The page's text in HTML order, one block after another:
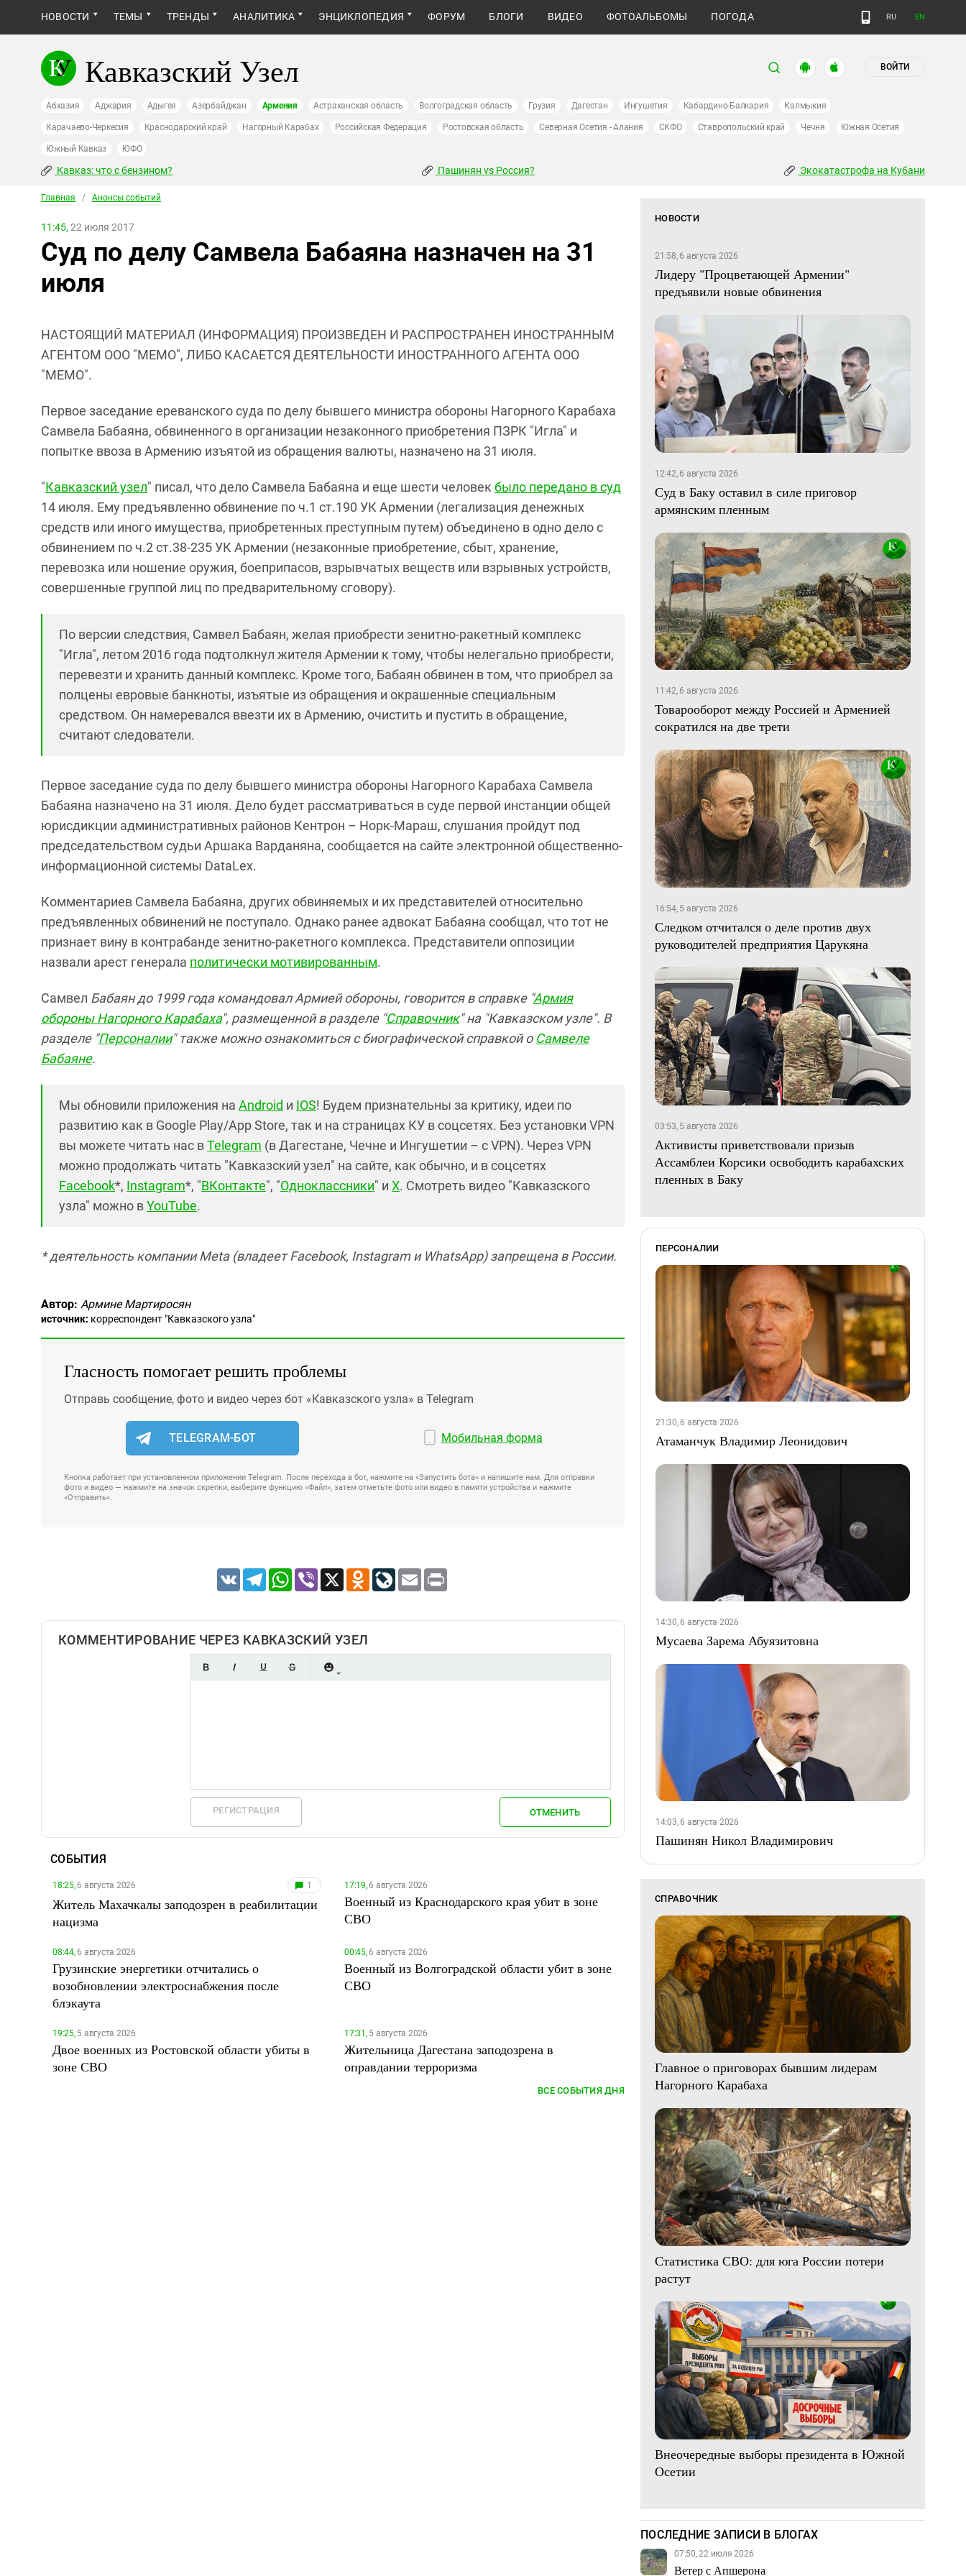
НОВОСТИ ТЕМЫ ТРЕНДЫ АНАЛИТИКА ЭНЦИКЛОПЕДИЯ ФОРУМ БЛОГИ ВИДЕО ФОТОАЛЬБОМЫ ПОГОДА RU EN
Кавказский Узел ВОЙТИ
Абхазия Аджария Адыгея Азербайджан Армения Астраханская область Волгоградская область Грузия Дагестан Ингушетия Кабардино-Балкария Калмыкия
Карачаево-Черкесия Краснодарский край Нагорный Карабах Российская Федерация Ростовская область Северная Осетия - Алания СКФО Ставропольский край Чечня Южная Осетия
Южный Кавказ ЮФО
Кавказ: что с бензином? Пашинян vs Россия? Экокатастрофа на Кубани
Главная / Анонсы событий
11:45, 22 июля 2017
Суд по делу Самвела Бабаяна назначен на 31
июля
НАСТОЯЩИЙ МАТЕРИАЛ (ИНФОРМАЦИЯ) ПРОИЗВЕДЕН И РАСПРОСТРАНЕН ИНОСТРАННЫМ
АГЕНТОМ ООО "МЕМО", ЛИБО КАСАЕТСЯ ДЕЯТЕЛЬНОСТИ ИНОСТРАННОГО АГЕНТА ООО
"МЕМО".
Первое заседание ереванского суда по делу бывшего министра обороны Нагорного Карабаха
Самвела Бабаяна, обвиненного в организации незаконного приобретения ПЗРК "Игла" и
попытке ввоза в Армению изъятой из обращения валюты, назначено на 31 июля.
"Кавказский узел" писал, что дело Самвела Бабаяна и еще шести человек было передано в суд
14 июля. Ему предъявленно обвинение по ч.1 ст.190 УК Армении (легализация денежных
средств или иного имущества, приобретенных преступным путем) объединено в одно дело с
обвинением по ч.2 ст.38-235 УК Армении (незаконные приобретение, сбыт, хранение,
перевозка или ношение оружия, боеприпасов, взрывчатых веществ или взрывных устройств,
совершенные группой лиц по предварительному сговору).
По версии следствия, Самвел Бабаян, желая приобрести зенитно-ракетный комплекс
"Игла", летом 2016 года подтолкнул жителя Армении к тому, чтобы нелегально приобрести,
перевезти и хранить данный комплекс. Кроме того, Бабаян обвинен в том, что приобрел за
полцены евровые банкноты, изъятые из обращения и окрашенные специальным
средством. Он намеревался ввезти их в Армению, очистить и пустить в обращение,
считают следователи.
Первое заседание суда по делу бывшего министра обороны Нагорного Карабаха Самвела
Бабаяна назначено на 31 июля. Дело будет рассматриваться в суде первой инстанции общей
юрисдикции административных районов Кентрон – Норк-Мараш, слушания пройдут под
председательством судьи Аршака Варданяна, сообщается на сайте электронной общественно-
информационной системы DataLex.
Комментариев Самвела Бабаяна, других обвиняемых и их представителей относительно
предъявленных обвинений не поступало. Однако ранее адвокат Бабаяна сообщал, что тот не
признает вину в контрабанде зенитно-ракетного комплекса. Представители оппозиции
назвали арест генерала политически мотивированным.
Самвел Бабаяндо 1999 годакомандовал Армией обороны, говорится в справке "Армия
обороны Нагорного Карабаха", размещенной в разделе "Справочник" на "Кавказском узле". В
разделе "Персоналии" также можно ознакомиться с биографической справкой о Самвеле
Бабаяне.
Мы обновили приложения на Android и IOS! Будем признательны за критику, идеи по
развитию как в Google Play/App Store, так и на страницах КУ в соцсетях. Без установки VPN
вы можете читать нас вTelegram (в Дагестане, Чечне и Ингушетии – с VPN). Через VPN
можно продолжать читать "Кавказский узел" на сайте, как обычно, и в соцсетях
Facebook*, Instagram*, "ВКонтакте", "Одноклассники" и X. Смотреть видео "Кавказского
узла" можно вYouTube.
* деятельность компании Meta (владеет Facebook, Instagram и WhatsApp) запрещена в России.
Автор: Армине Мартиросян
источник: корреспондент "Кавказского узла"
Гласность помогает решить проблемы
Отправь сообщение, фото и видео через бот «Кавказского узла» в Telegram
TELEGRAM-БОТ Мобильная форма
Кнопка работает при установленном приложении Telegram. После перехода в бот, нажмите на «Запустить бота» и напишите нам. Для отправки
фото и видео — нажмите на значок скрепки, выберите функцию «Файл», затем отметьте фото или видео в памяти устройства и нажмите
«Отправить».
VK TelegramWhatsApp
Viber X Odnoklassniki
LiveJournal
Email
КОММЕНТИРОВАНИЕ ЧЕРЕЗ КАВКАЗСКИЙ УЗЕЛ
РЕГИСТРАЦИЯ ОТМЕНИТЬ
СОБЫТИЯ
18:25,6 августа 2026 1
Житель Махачкалы заподозрен в реабилитации
нацизма
17:19,6 августа 2026
Военный из Краснодарского края убит в зоне
СВО
08:44,6 августа 2026
Грузинские энергетики отчитались о
возобновлении электроснабжения после
блэкаута
00:45,6 августа 2026
Военный из Волгоградской области убит в зоне
СВО
19:25,5 августа 2026
Двое военных из Ростовской области убиты в
зоне СВО
17:31,5 августа 2026
Жительница Дагестана заподозрена в
оправдании терроризма
ВСЕ СОБЫТИЯ ДНЯ
НОВОСТИ
21:58, 6 августа 2026
Лидеру "Процветающей Армении"
предъявили новые обвинения
12:42, 6 августа 2026
Суд в Баку оставил в силе приговор
армянским пленным
11:42, 6 августа 2026
Товарооборот между Россией и Арменией
сократился на две трети
16:54, 5 августа 2026
Следком отчитался о деле против двух
руководителей предприятия Царукяна
03:53, 5 августа 2026
Активисты приветствовали призыв
Ассамблеи Корсики освободить карабахских
пленных в Баку
ПЕРСОНАЛИИ
21:30, 6 августа 2026
Атаманчук Владимир Леонидович
14:30, 6 августа 2026
Мусаева Зарема Абуязитовна
14:03, 6 августа 2026
Пашинян Никол Владимирович
СПРАВОЧНИК
Главное о приговорах бывшим лидерам
Нагорного Карабаха
Статистика СВО: для юга России потери
растут
Внеочередные выборы президента в Южной
Осетии
ПОСЛЕДНИЕ ЗАПИСИ В БЛОГАХ
07:50, 22 июля 2026
Ветер с Апшерона